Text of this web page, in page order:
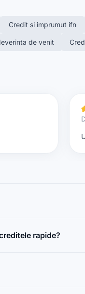
în domeniul financiar.
noi ai acces la soluții
Credit si imprumut ifn
de venit
rapide?